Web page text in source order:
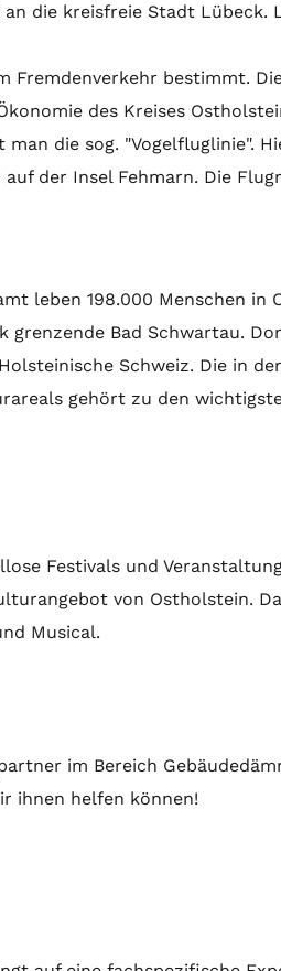
die kreisfreie Stadt
Fremdenverkehr bestimmt.
des Kreises
die sog. "Vogelfluglinie".
der Insel Fehmarn. Die
leben 198.000 Menschen
Bad Schwartau.
Schweiz. Die in
gehört zu den
Festivals und
von Ostholstein.
Musical.
im Bereich
ihnen helfen können!